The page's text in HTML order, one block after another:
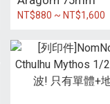
NT$880 ~ NT$1,600